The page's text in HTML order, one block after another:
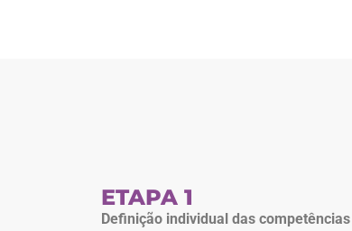
ETAPA 1
Definição individual das